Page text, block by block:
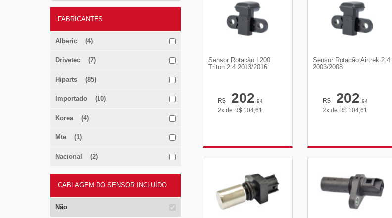
FABRICANTES
Alberic (4)
Drivetec (7)
Hiparts (85)
Importado (10)
Korea (4)
Mte (1)
Nacional (2)
CABLAGEM DO SENSOR INCLUÍDO
Não
Sensor Rotacão L200
Triton 2.4 2013/2016
R$ 202,94
2x de R$ 104,61
Sensor Rotacão Airtrek 2.4
2003/2008
R$ 202,94
2x de R$ 104,61